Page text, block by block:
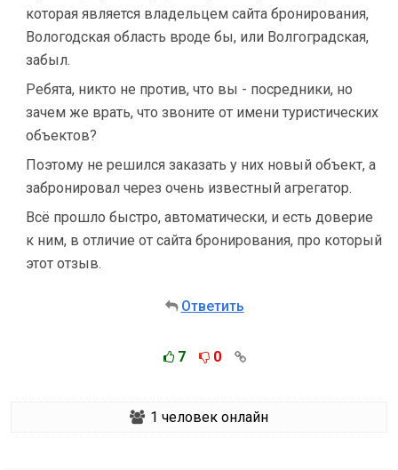
которая является владельцем сайта бронирования,
Вологодская область вроде бы, или Волгоградская,
забыл.
Ребята, никто не против, что вы - посредники, но
зачем же врать, что звоните от имени туристических
объектов?
Поэтому не решился заказать у них новый объект, а
забронировал через очень известный агрегатор.
Всё прошло быстро, автоматически, и есть доверие
к ним, в отличие от сайта бронирования, про который
этот отзыв.
Ответить
7 0
1 человек онлайн